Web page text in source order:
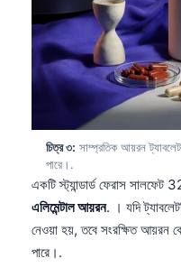
চিত্র ৩: সাম্প্রতিক আয়রন
পারে।.
একটি স্ট্যান্ডার্ড ফেরাস সালফেট
এলিমেন্টাল আয়রন. । যদি
নেওয়া হয়, তবে সংরক্ষিত আয়রন
পারে।.